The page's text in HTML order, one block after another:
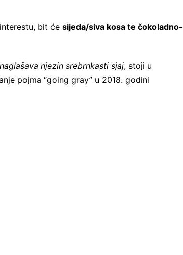
bit će sijeda/siva kosa te čokoladno-
njezin srebrnkasti sjaj, stoji u
pojma “going gray” u 2018. godini